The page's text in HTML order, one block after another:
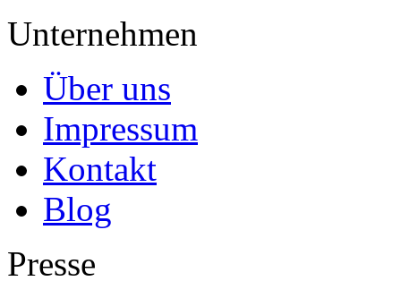
Unternehmen
Über uns
Impressum
Kontakt
Blog
Presse